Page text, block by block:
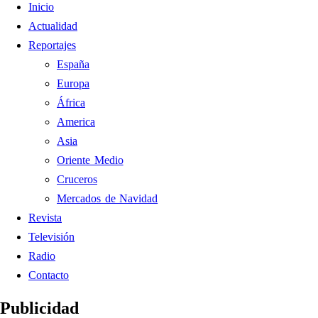
Inicio
Actualidad
Reportajes
España
Europa
África
America
Asia
Oriente Medio
Cruceros
Mercados de Navidad
Revista
Televisión
Radio
Contacto
Publicidad